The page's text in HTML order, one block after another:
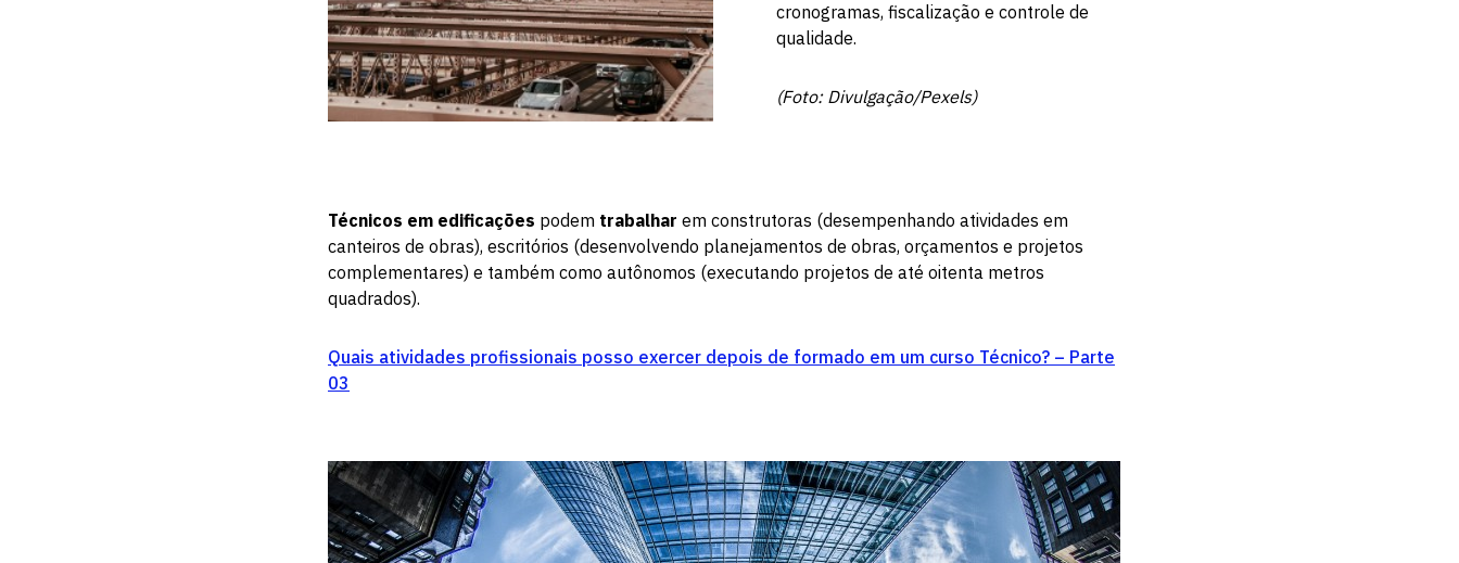
cronogramas, fiscalização e controle de
qualidade.
(Foto: Divulgação/Pexels)
Técnicos em edificações podem trabalhar em construtoras (desempenhando atividades em
canteiros de obras), escritórios (desenvolvendo planejamentos de obras, orçamentos e projetos
complementares) e também como autônomos (executando projetos de até oitenta metros
quadrados).
Quais atividades profissionais posso exercer depois de formado em um curso Técnico? – Parte
03